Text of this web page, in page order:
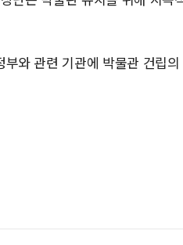
와 관련 기관에 박물관 건립